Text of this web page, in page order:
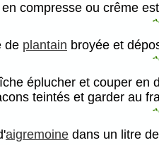
en compresse ou crême
de plantain broyée et
éplucher et couper en
teintés et garder au
aigremoine dans un litre